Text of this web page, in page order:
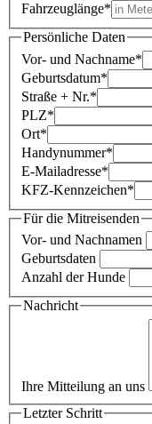
Fahrzeuglänge*
Persönliche Daten
Vor- und Nachname*
Geburtsdatum*
Straße + Nr.*
PLZ*
Ort*
Handynummer*
E-Mailadresse*
KFZ-Kennzeichen*
Für die Mitreisenden
Vor- und Nachnamen
Geburtsdaten
Anzahl der Hunde
Nachricht
Ihre Mitteilung an uns
Letzter Schritt